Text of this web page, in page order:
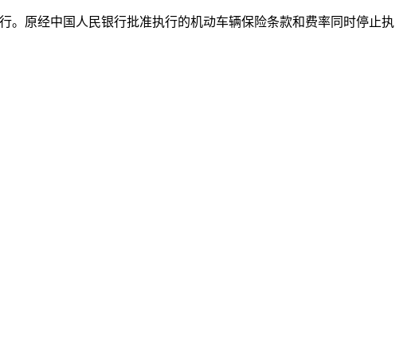
。原经中国人民银行批准执行的机动车辆保险条款和费率同时停止执